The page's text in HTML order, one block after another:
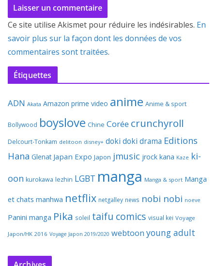
Ce site utilise Akismet pour réduire les indésirables. En
savoir plus sur la façon dont les données de vos
commentaires sont traitées.
Étiquettes
ADN Akata Amazon prime video anime Anime & sport
Bollywood boyslove Chine Corée crunchyroll
Delcourt-Tonkam delitoon disney+ doki doki drama Editions
Hana Glenat Japan Expo Japon jmusic jrock kana Kaze ki-
oon kurokawa lezhin LGBT manga Manga & sport Manga
et chats manhwa netflix netgalley news nobi nobi noeve
Panini manga Pika soleil taifu comics visual kei Voyage
Japon/HK 2016 Voyage Japon 2019/2020 webtoon young adult